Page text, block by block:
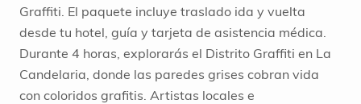
Graffiti. El paquete incluye traslado ida y vuelta
desde tu hotel, guía y tarjeta de asistencia médica.
Durante 4 horas, explorarás el Distrito Graffiti en La
Candelaria, donde las paredes grises cobran vida
con coloridos grafitis. Artistas locales e